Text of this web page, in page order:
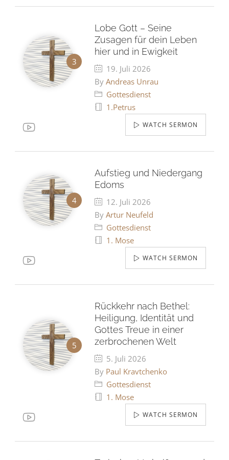
Lobe Gott – Seine
Zusagen für dein Leben
hier und in Ewigkeit
19. Juli 2026
By Andreas Unrau
Gottesdienst
1.Petrus
WATCH SERMON
Aufstieg und Niedergang
Edoms
12. Juli 2026
By Artur Neufeld
Gottesdienst
1. Mose
WATCH SERMON
Rückkehr nach Bethel:
Heiligung, Identität und
Gottes Treue in einer
zerbrochenen Welt
5. Juli 2026
By Paul Kravtchenko
Gottesdienst
1. Mose
WATCH SERMON